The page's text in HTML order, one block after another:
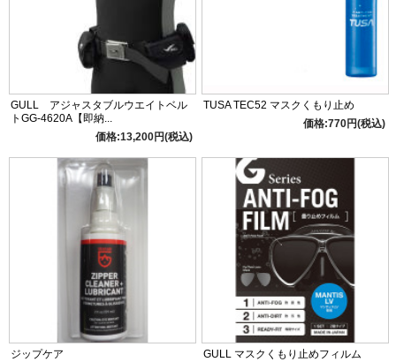
GULL アジャスタブルウエイトベル
トGG-4620A【即納...
価格:13,200円(税込)
TUSA TEC52 マスクくもり止め
価格:770円(税込)
ジップケア
GULL マスクくもり止めフィルム